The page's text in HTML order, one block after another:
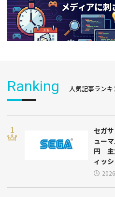
Ranking 人気記事ランキ
セガ
ュー
円 主
ィッ